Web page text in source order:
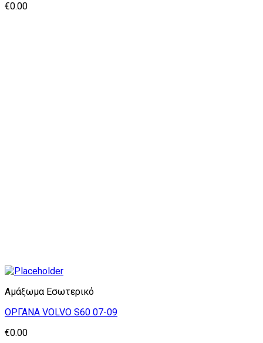
€0.00
Αμάξωμα Εσωτερικό
OPΓΑΝΑ VOLVO S60 07-09
€0.00